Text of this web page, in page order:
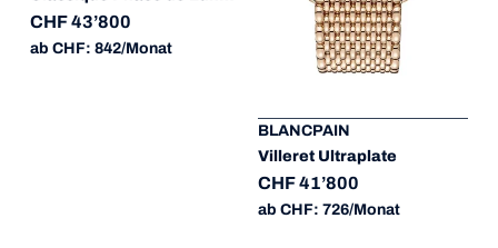
CHF 43’800
ab CHF: 842/Monat
BLANCPAIN
Villeret Ultraplate
CHF 41’800
ab CHF: 726/Monat